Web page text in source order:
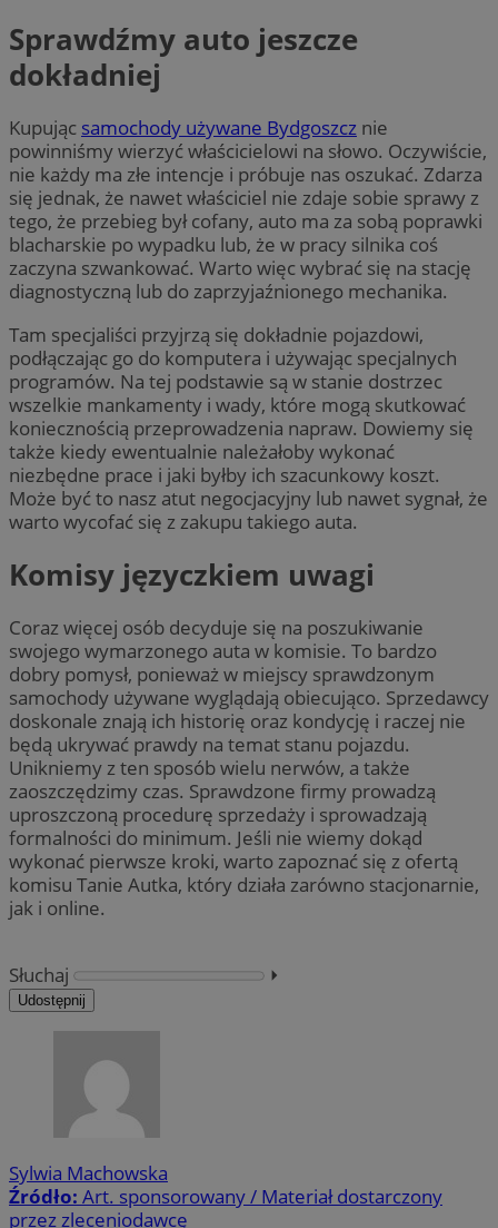
Sprawdźmy auto jeszcze
dokładniej
Kupując samochody używane Bydgoszcz nie
powinniśmy wierzyć właścicielowi na słowo. Oczywiście,
nie każdy ma złe intencje i próbuje nas oszukać. Zdarza
się jednak, że nawet właściciel nie zdaje sobie sprawy z
tego, że przebieg był cofany, auto ma za sobą poprawki
blacharskie po wypadku lub, że w pracy silnika coś
zaczyna szwankować. Warto więc wybrać się na stację
diagnostyczną lub do zaprzyjaźnionego mechanika.
Tam specjaliści przyjrzą się dokładnie pojazdowi,
podłączając go do komputera i używając specjalnych
programów. Na tej podstawie są w stanie dostrzec
wszelkie mankamenty i wady, które mogą skutkować
koniecznością przeprowadzenia napraw. Dowiemy się
także kiedy ewentualnie należałoby wykonać
niezbędne prace i jaki byłby ich szacunkowy koszt.
Może być to nasz atut negocjacyjny lub nawet sygnał, że
warto wycofać się z zakupu takiego auta.
Komisy języczkiem uwagi
Coraz więcej osób decyduje się na poszukiwanie
swojego wymarzonego auta w komisie. To bardzo
dobry pomysł, ponieważ w miejscy sprawdzonym
samochody używane wyglądają obiecująco. Sprzedawcy
doskonale znają ich historię oraz kondycję i raczej nie
będą ukrywać prawdy na temat stanu pojazdu.
Unikniemy z ten sposób wielu nerwów, a także
zaoszczędzimy czas. Sprawdzone firmy prowadzą
uproszczoną procedurę sprzedaży i sprowadzają
formalności do minimum. Jeśli nie wiemy dokąd
wykonać pierwsze kroki, warto zapoznać się z ofertą
komisu Tanie Autka, który działa zarówno stacjonarnie,
jak i online.
Słuchaj ⏵︎
Udostępnij
Sylwia Machowska
Źródło: Art. sponsorowany / Materiał dostarczony
przez zleceniodawcę